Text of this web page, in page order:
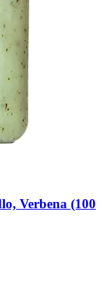
Verbena (100